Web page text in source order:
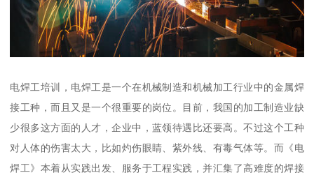
电焊工培训，电焊工是一个在机械制造和机械加工行业中的金属焊
接工种，而且又是一个很重要的岗位。目前，我国的加工制造业缺
少很多这方面的人才，企业中，蓝领待遇比还要高。不过这个工种
对人体的伤害太大，比如灼伤眼睛、紫外线、有毒气体等。而《电
焊工》本着从实践出发、服务于工程实践，并汇集了高难度的焊接